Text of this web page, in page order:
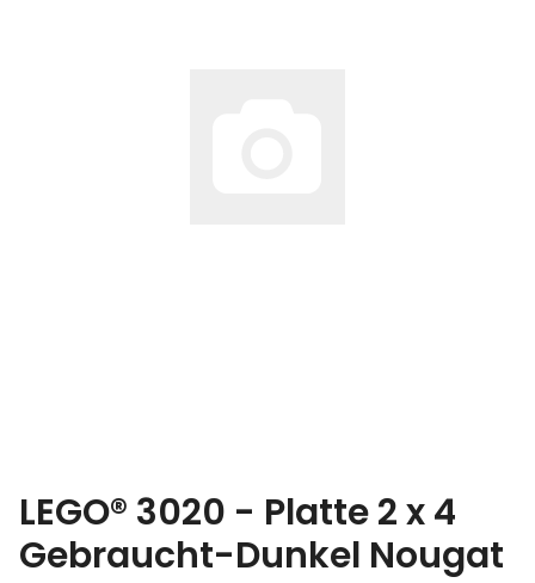
LEGO® 3020 - Platte 2 x 4
Gebraucht-Dunkel Nougat